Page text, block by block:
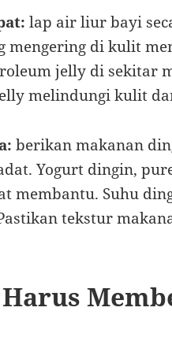
lap air liur bayi
mengering di kulit
jelly di sekitar
melindungi kulit
berikan makanan
Yogurt dingin,
membantu. Suhu
tekstur